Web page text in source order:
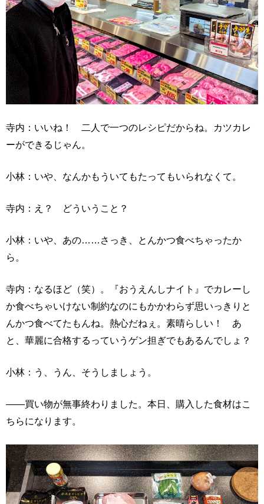
寺内：いいね！ 二人で一つのレシピだからね。カツカレ
ーができるじゃん。
小林：いや、なんかもういてもたってもいられなくて。
寺内：え？ どういうこと？
小林：いや、あの……さっき、とんかつ食べちゃったか
ら。
寺内：なるほど（笑）。『おうえんしナイト』でカレーし
か食べちゃいけない制約なのにもかかわらず思いっきりと
んかつ食べてたもんね。熱心だねぇ。素晴らしい！ あ
と、華麗に合格するっていうゲン担ぎでもあるんでしょ？
小林：う、うん、そうしましょう。
――買い物が無事終わりました。本日、購入した食材はこ
ちらになります。